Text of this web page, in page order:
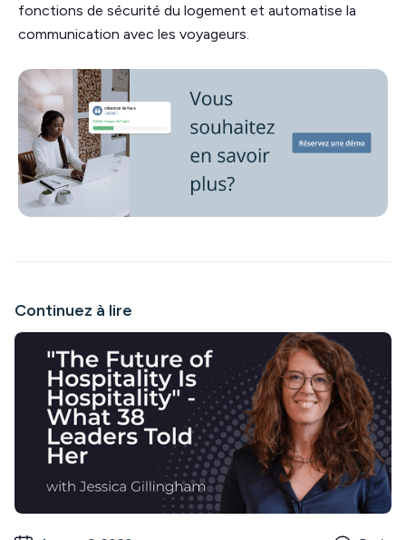
fonctions de sécurité du logement et automatise la
communication avec les voyageurs.
Continuez à lire